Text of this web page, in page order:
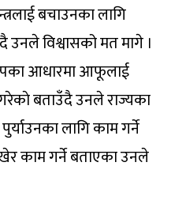
बचाउनका लागि
विश्वासको मत मागे ।
आधारमा आफूलाई
गरेकाे बताउँदै उनले राज्यका
लागि काम गर्ने
काम गर्ने बताएका उनले